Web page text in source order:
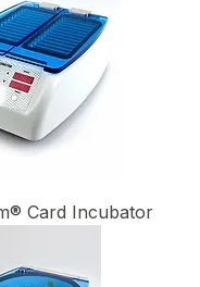
Card Incubator